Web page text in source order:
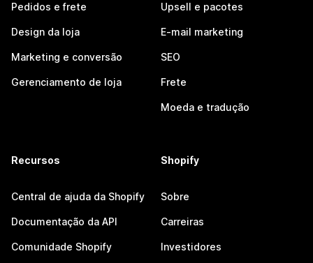
Pedidos e frete
Design da loja
Marketing e conversão
Gerenciamento de loja
Upsell e pacotes
E-mail marketing
SEO
Frete
Moeda e tradução
Recursos
Central de ajuda da Shopify
Documentação da API
Comunidade Shopify
Shopify
Sobre
Carreiras
Investidores